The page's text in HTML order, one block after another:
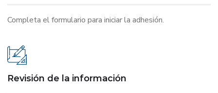
Completa el formulario para iniciar la adhesión.
Revisión de la información